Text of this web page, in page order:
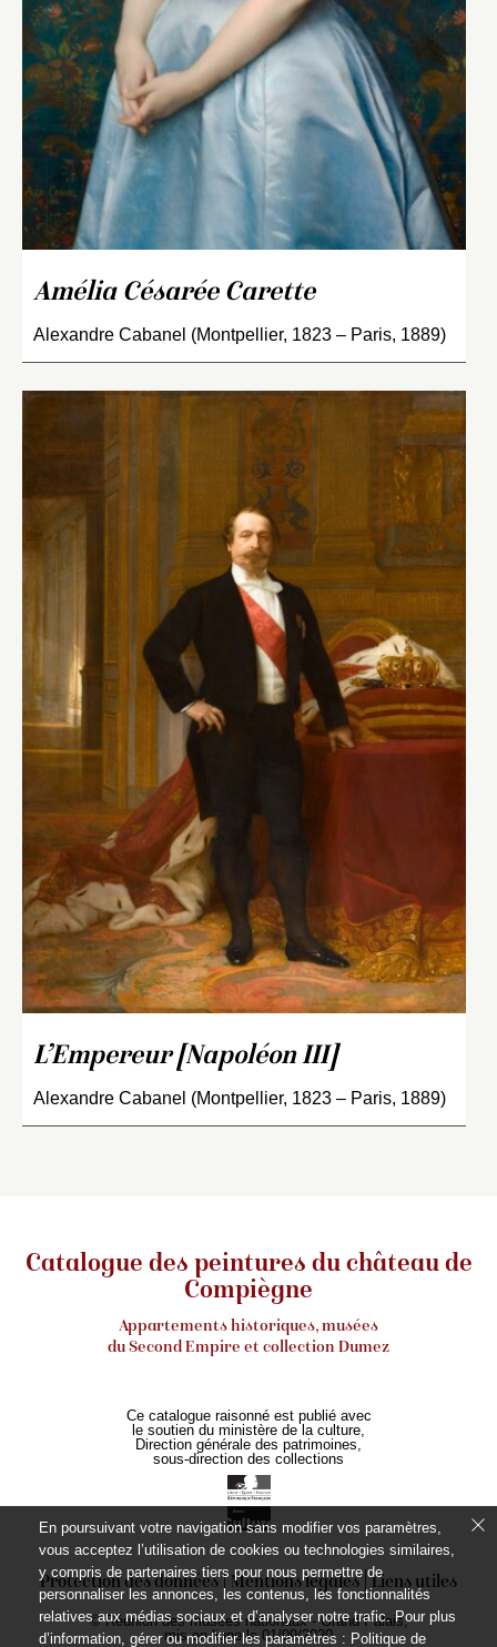
Amélia Césarée Carette
Alexandre Cabanel (Montpellier, 1823 – Paris, 1889)
L’Empereur [Napoléon III]
Alexandre Cabanel (Montpellier, 1823 – Paris, 1889)
Catalogue des peintures du château de
Compiègne
Appartements historiques, musées
du Second Empire et collection Dumez
Ce catalogue raisonné est publié avec
le soutien du ministère de la culture,
Direction générale des patrimoines,
sous-direction des collections
Protection des données Mentions légales Liens utiles
© Réunion des musées nationaux - Grand Palais,
mis en ligne le 01/09/2020
En poursuivant votre navigation sans modifier vos paramètres,
vous acceptez l’utilisation de cookies ou technologies similaires,
y compris de partenaires tiers pour nous permettre de
personnaliser les annonces, les contenus, les fonctionnalités
relatives aux médias sociaux et d’analyser notre trafic. Pour plus
d’information, gérer ou modifier les paramètres : Politique de